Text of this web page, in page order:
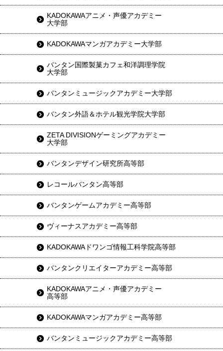
KADOKAWAアニメ・声優アカデミー
大学部
KADOKAWAマンガアカデミー大学部
バンタン国際製菓カフェ和洋調理学院
大学部
バンタンミュージックアカデミー大学部
バンタン外語＆ホテル観光学院大学部
ZETA DIVISIONゲーミングアカデミー
大学部
バンタンデザイン研究所高等部
レコールバンタン高等部
バンタンゲームアカデミー高等部
ヴィーナスアカデミー高等部
KADOKAWAドワンゴ情報工科学院高等部
バンタンクリエイターアカデミー高等部
KADOKAWAアニメ・声優アカデミー
高等部
KADOKAWAマンガアカデミー高等部
バンタンミュージックアカデミー高等部